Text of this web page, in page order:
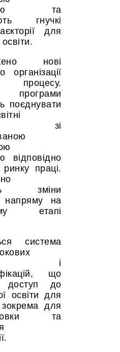
та
гнучкі
для
нові
організації
процесу.
програми
поєднувати
зі
відповідно
праці.
зміни
напряму на
етапі
система
і
що
доступ до
освіти для
для
та